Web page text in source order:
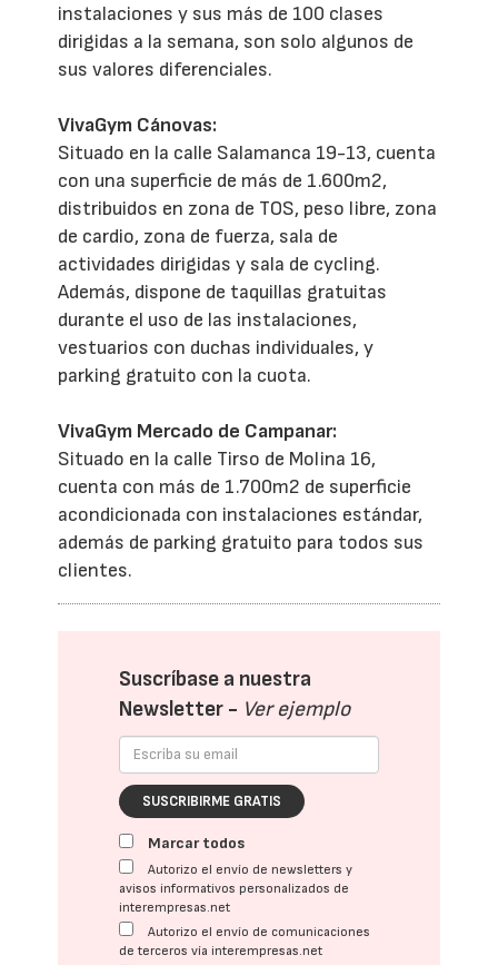
instalaciones y sus más de 100 clases
dirigidas a la semana, son solo algunos de
sus valores diferenciales.
VivaGym Cánovas:
Situado en la calle Salamanca 19-13, cuenta
con una superficie de más de 1.600m2,
distribuidos en zona de TOS, peso libre, zona
de cardio, zona de fuerza, sala de
actividades dirigidas y sala de cycling.
Además, dispone de taquillas gratuitas
durante el uso de las instalaciones,
vestuarios con duchas individuales, y
parking gratuito con la cuota.
VivaGym Mercado de Campanar:
Situado en la calle Tirso de Molina 16,
cuenta con más de 1.700m2 de superficie
acondicionada con instalaciones estándar,
además de parking gratuito para todos sus
clientes.
Suscríbase a nuestra
Newsletter - Ver ejemplo
SUSCRIBIRME GRATIS
Marcar todos
Autorizo el envío de newsletters y
avisos informativos personalizados de
interempresas.net
Autorizo el envío de comunicaciones
de terceros vía interempresas.net